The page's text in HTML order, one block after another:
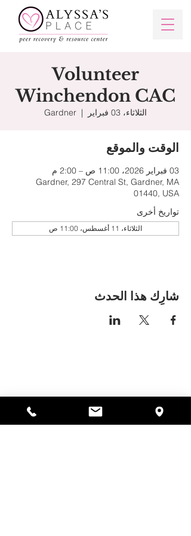
Volunteer
Winchendon CAC
الثلاثاء، 03 فبراير
  |
Gardner
الوقت والموقع
03 فبراير 2026، 11:00 ص – 2:00 م
Gardner, 297 Central St, Gardner, MA
01440, USA
تواريخ أخرى
الثلاثاء، 11 أغسطس، 11:00 ص
شارِك هذا الحدث
ماساتشوستس 01440
978-364-0920